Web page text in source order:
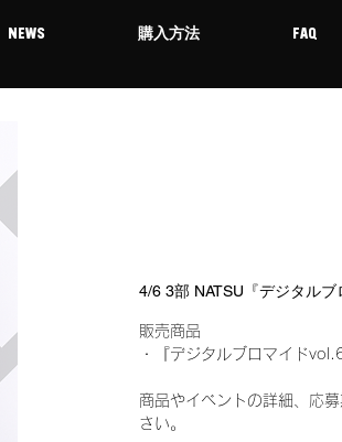
NEWS 購入方法 FAQ
4/6 3部 NATSU『デジタル
販売商品
・『デジタルブロマイド
商品やイベントの詳細、応
さい。